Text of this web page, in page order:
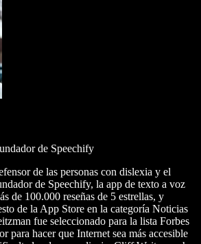
de Speechify
de las personas con dislexia y el
de Speechify, la app de texto a voz
de 100.000 reseñas de 5 estrellas, y
de la App Store en la categoría Noticias
fue seleccionado para la lista Forbes
para hacer que Internet sea más accesible